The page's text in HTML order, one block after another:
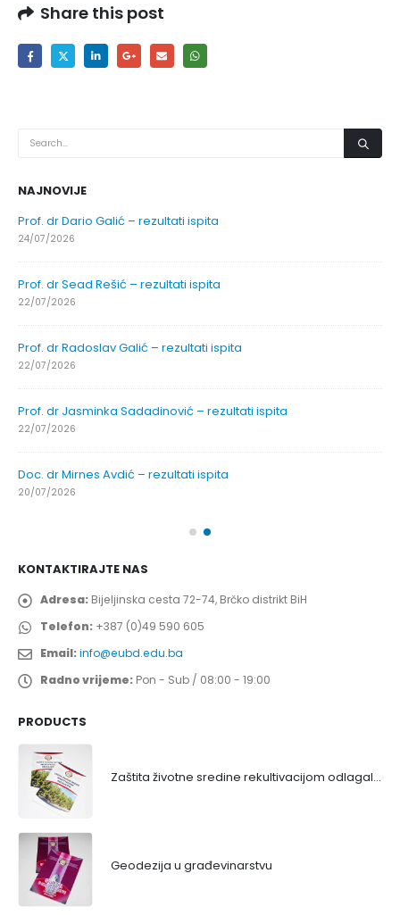
Share this post
NAJNOVIJE
Prof. dr Dario Galić – rezultati ispita
24/07/2026
Prof. dr Sead Rešić – rezultati ispita
22/07/2026
Prof. dr Radoslav Galić – rezultati ispita
22/07/2026
Prof. dr Jasminka Sadadinović – rezultati ispita
22/07/2026
Doc. dr Mirnes Avdić – rezultati ispita
20/07/2026
KONTAKTIRAJTE NAS
Adresa: Bijeljinska cesta 72-74, Brčko distrikt BiH
Telefon: +387 (0)49 590 605
Email:info@eubd.edu.ba
Radno vrijeme: Pon - Sub / 08:00 - 19:00
PRODUCTS
Zaštita životne sredine rekultivacijom odlagališta
Geodezija u građevinarstvu